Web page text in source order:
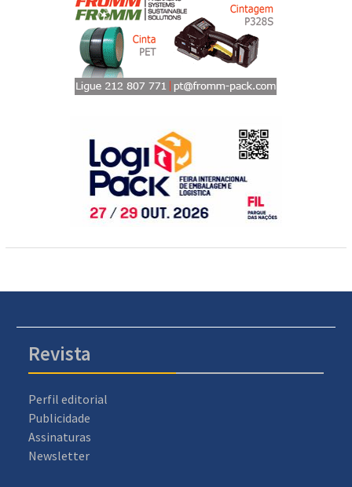
Revista
Perfil editorial
Publicidade
Assinaturas
Newsletter